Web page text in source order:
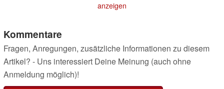
anzeigen
Kommentare
Fragen, Anregungen, zusätzliche Informationen zu diesem
Artikel? - Uns interessiert Deine Meinung (auch ohne
Anmeldung möglich)!